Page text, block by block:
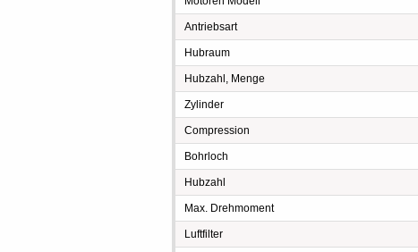
Antriebsart
Hubraum
Hubzahl, Menge
Zylinder
Compression
Bohrloch
Hubzahl
Max. Drehmoment
Luftfilter